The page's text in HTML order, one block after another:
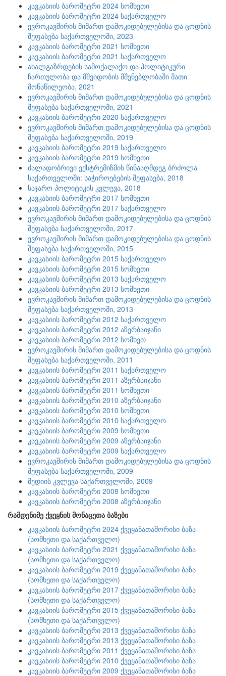
კავკასიის ბარომეტრი 2024 სომხეთი
კავკასიის ბარომეტრი 2024 საქართველო
ევროკავშირის მიმართ დამოკიდებულებისა და ცოდნის
შეფასება საქართველოში, 2023
კავკასიის ბარომეტრი 2021 სომხეთი
კავკასიის ბარომეტრი 2021 საქართველო
ახალგაზრდების სამოქალაქო და პოლიტიკური
ჩართულობა და მშვიდობის მშენებლობაში მათი
მონაწილეობა, 2021
ევროკავშირის მიმართ დამოკიდებულებისა და ცოდნის
შეფასება საქართველოში, 2021
კავკასიის ბარომეტრი 2020 საქართველო
ევროკავშირის მიმართ დამოკიდებულებისა და ცოდნის
შეფასება საქართველოში, 2019
კავკასიის ბარომეტრი 2019 საქართველო
კავკასიის ბარომეტრი 2019 სომხეთი
ძალადობრივი ექსტრემიზმის წინააღმდეგ ბრძოლა
საქართველოში: საჭიროებების შეფასება, 2018
საჯარო პოლიტიკის კვლევა, 2018
კავკასიის ბარომეტრი 2017 სომხეთი
კავკასიის ბარომეტრი 2017 საქართველო
ევროკავშირის მიმართ დამოკიდებულებისა და ცოდნის
შეფასება საქართველოში, 2017
ევროკავშირის მიმართ დამოკიდებულებისა და ცოდნის
შეფასება საქართველოში, 2015
კავკასიის ბარომეტრი 2015 საქართველო
კავკასიის ბარომეტრი 2015 სომხეთი
კავკასიის ბარომეტრი 2013 საქართველო
კავკასიის ბარომეტრი 2013 სომხეთი
ევროკავშირის მიმართ დამოკიდებულებისა და ცოდნის
შეფასება საქართველოში, 2013
კავკასიის ბარომეტრი 2012 საქართველო
კავკასიის ბარომეტრი 2012 აზერბაიჯანი
კავკასიის ბარომეტრი 2012 სომხეთ
ევროკავშირის მიმართ დამოკიდებულებისა და ცოდნის
შეფასება საქართველოში, 2011
კავკასიის ბარომეტრი 2011 საქართველო
კავკასიის ბარომეტრი 2011 აზერბაიჯანი
კავკასიის ბარომეტრი 2011 სომხეთი
კავკასიის ბარომეტრი 2010 აზერბაიჯანი
კავკასიის ბარომეტრი 2010 სომხეთი
კავკასიის ბარომეტრი 2010 საქართველო
კავკასიის ბარომეტრი 2009 სომხეთი
კავკასიის ბარომეტრი 2009 აზერბაიჯანი
კავკასიის ბარომეტრი 2009 საქართველო
ევროკავშირის მიმართ დამოკიდებულებისა და ცოდნის
შეფასება საქართველოში, 2009
მედიის კვლევა საქართველოში, 2009
კავკასიის ბარომეტრი 2008 სომხეთი
კავკასიის ბარომეტრი 2008 აზერბაიჯანი
რამდენიმე ქვეყნის მონაცეთა ბაზები
კავკასიის ბარომეტრი 2024 ქვეყანათაშორისი ბაზა
(სომხეთი და საქართველო)
კავკასიის ბარომეტრი 2021 ქვეყანათაშორისი ბაზა
(სომხეთი და საქართველო)
კავკასიის ბარომეტრი 2019 ქვეყანათაშორისი ბაზა
(სომხეთი და საქართველო)
კავკასიის ბარომეტრი 2017 ქვეყანათაშორისი ბაზა
(სომხეთი და საქართველო)
კავკასიის ბარომეტრი 2015 ქვეყანათაშორისი ბაზა
(სომხეთი და საქართველო)
კავკასიის ბარომეტრი 2013 ქვეყანათაშორისი ბაზა
კავკასიის ბარომეტრი 2013 ქვეყანათაშორისი ბაზა
კავკასიის ბარომეტრი 2011 ქვეყანათაშორისი ბაზა
კავკასიის ბარომეტრი 2010 ქვეყანათაშორისი ბაზა
კავკასიის ბარომეტრი 2009 ქვეყანათაშორისი ბაზა